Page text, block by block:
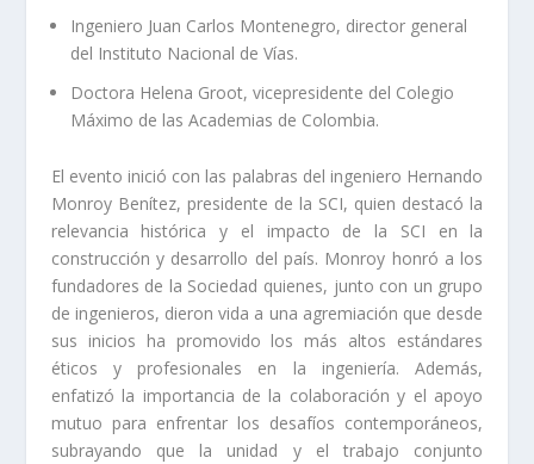
Ingeniero Juan Carlos Montenegro, director general
del Instituto Nacional de Vías.
Doctora Helena Groot, vicepresidente del Colegio
Máximo de las Academias de Colombia.
El evento inició con las palabras del ingeniero Hernando
Monroy Benítez, presidente de la SCI, quien destacó la
relevancia histórica y el impacto de la SCI en la
construcción y desarrollo del país. Monroy honró a los
fundadores de la Sociedad quienes, junto con un grupo
de ingenieros, dieron vida a una agremiación que desde
sus inicios ha promovido los más altos estándares
éticos y profesionales en la ingeniería. Además,
enfatizó la importancia de la colaboración y el apoyo
mutuo para enfrentar los desafíos contemporáneos,
subrayando que la unidad y el trabajo conjunto